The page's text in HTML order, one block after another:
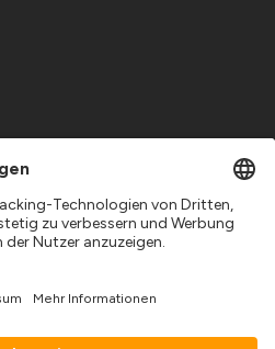
Energy Solutions